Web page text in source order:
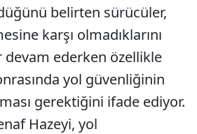
belirten sürücüler,
karşı olmadıklarını
devam ederken özellikle
yol güvenliğinin
gerektiğini ifade ediyor.
Hazeyi, yol